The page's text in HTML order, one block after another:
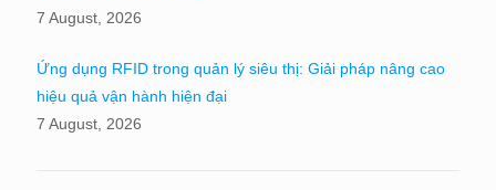
7 August, 2026
Ứng dụng RFID trong quản lý siêu thị: Giải pháp nâng cao
hiệu quả vận hành hiện đại
7 August, 2026